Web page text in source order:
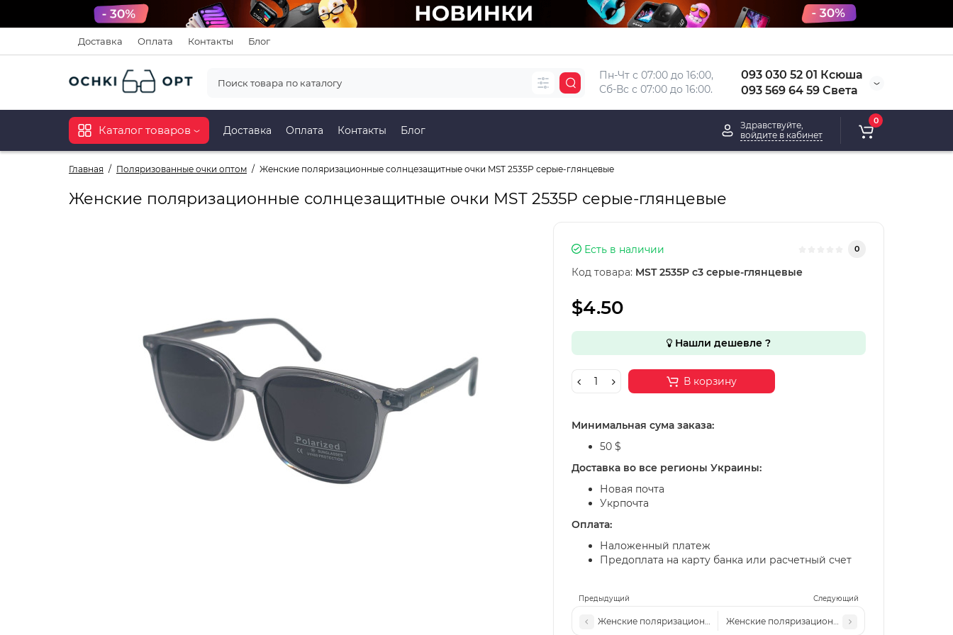
Доставка Оплата Контакты Блог
Пн-Чт с 07:00 до 16:00,
Сб-Вс с 07:00 до 16:00.
093 030 52 01 Ксюша
093 569 64 59 Света
Каталог товаров Доставка Оплата Контакты Блог
Здравствуйте,
войдите в кабинет
0
Главная Поляризованные очки оптом Женские поляризационные солнцезащитные очки MST 2535P серые-глянцевые
Женские поляризационные солнцезащитные очки MST 2535P серые-глянцевые
Предыдущий Следующий
Женские поляризационные солнцезащитные очки MST 2535P зеленые
Женские поляризационные солнцезащитные очки
Есть в наличии 0
Код товара: MST 2535P c3 серые-глянцевые
$4.50
Нашли дешевле ?
В корзину
Минимальная сума заказа:
50 $
Доставка во все регионы Украины:
Новая почта
Укрпочта
Оплата:
Наложенный платеж
Предоплата на карту банка или расчетный счет